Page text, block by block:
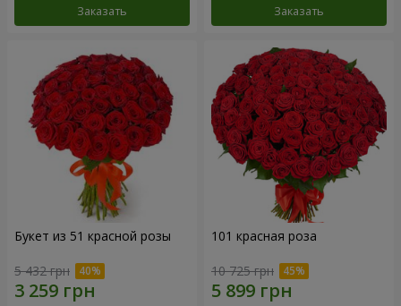
Заказать Заказать
Букет из 51 красной розы
5 432 грн
101 красная роза
10 725 грн